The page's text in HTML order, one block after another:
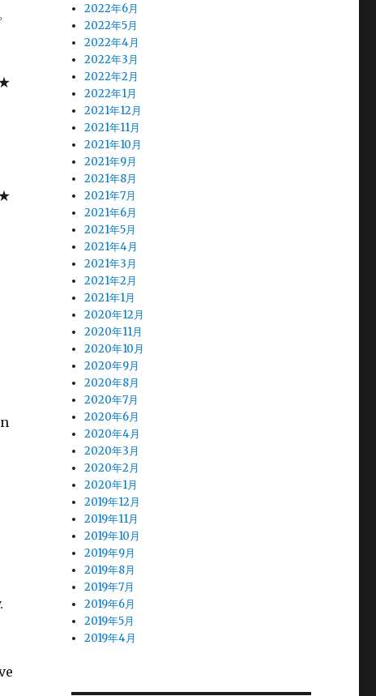
2022年6月
2022年5月
2022年4月
2022年3月
2022年2月
2022年1月
2021年12月
2021年11月
2021年10月
2021年9月
2021年8月
2021年7月
2021年6月
2021年5月
2021年4月
2021年3月
2021年2月
2021年1月
2020年12月
2020年11月
2020年10月
2020年9月
2020年8月
2020年7月
2020年6月
2020年4月
2020年3月
2020年2月
2020年1月
2019年12月
2019年11月
2019年10月
2019年9月
2019年8月
2019年7月
2019年6月
2019年5月
2019年4月